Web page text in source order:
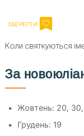
Коли святкуються
За
Жовтень: 20, 30,
Грудень: 19